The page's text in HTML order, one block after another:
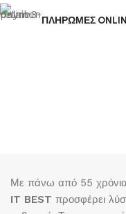
ΠΛΗΡΩΜΕΣ
Με πάνω από 55 χρόνια
IT BEST προσφέρει